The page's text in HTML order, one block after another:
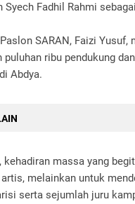
Syech Fadhil Rahmi
SARAN, Faizi Yusuf,
puluhan ribu pendukung
Abdya.
kehadiran massa yang
melainkan untuk
serta sejumlah juru